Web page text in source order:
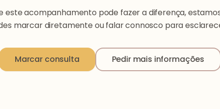
este acompanhamento pode fazer a diferença,
marcar diretamente ou falar connosco para
Marcar consulta Pedir mais informações